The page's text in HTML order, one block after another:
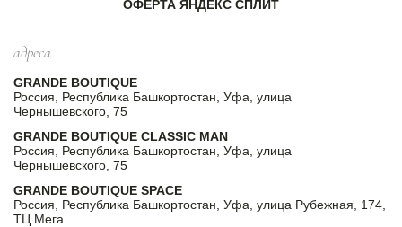
ОФЕРТА ЯНДЕКС СПЛИТ
адреса
GRANDE BOUTIQUE
Россия, Республика Башкортостан, Уфа, улица
Чернышевского, 75
GRANDE BOUTIQUE CLASSIC MAN
Россия, Республика Башкортостан, Уфа, улица
Чернышевского, 75
GRANDE BOUTIQUE SPACE
Россия, Республика Башкортостан, Уфа, улица Рубежная, 174,
ТЦ Мега